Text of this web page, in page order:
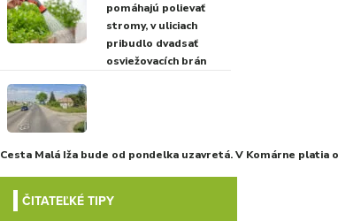
pomáhajú polievať
stromy, v uliciach
pribudlo dvadsať
osviežovacích brán
Cesta Malá Iža bude od pondelka uzavretá. V Komárne platia
ČITATEĽKÉ TIPY